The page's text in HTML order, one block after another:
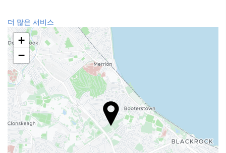
리셉션 서비스
24시간 프런트 데스크
수하물 보관소
푸드 & 베버리지
일품요리 레스토랑
바
주차장
더 많은 서비스
+
−